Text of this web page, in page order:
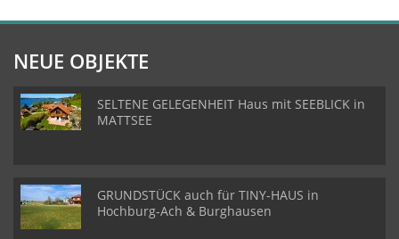
NEUE OBJEKTE
SELTENE GELEGENHEIT Haus mit SEEBLICK in
MATTSEE
GRUNDSTÜCK auch für TINY-HAUS in
Hochburg-Ach & Burghausen